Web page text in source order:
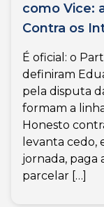
como Vice:
Contra os
É oficial: o
definiram
pela disputa
formam a
Honesto
levanta cedo,
jornada, paga
parcelar […]